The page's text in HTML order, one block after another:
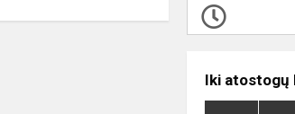
Iki atostogų